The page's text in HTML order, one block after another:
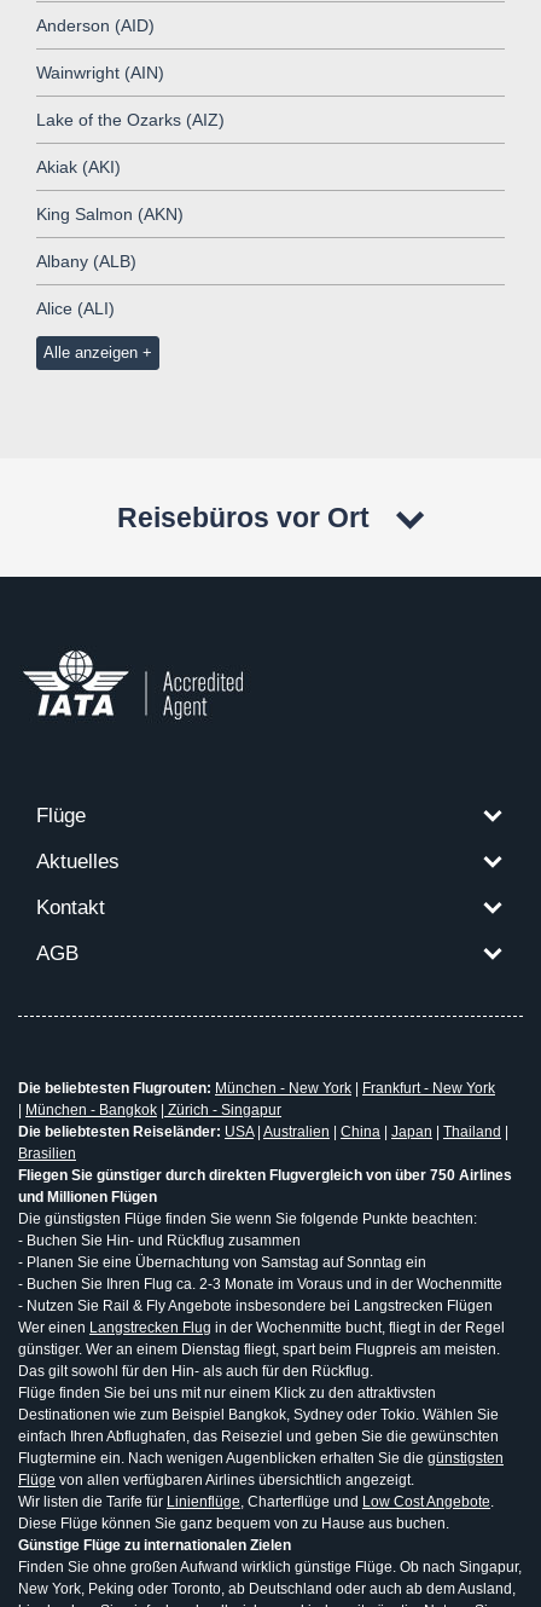
Anderson (AID)
Wainwright (AIN)
Lake of the Ozarks (AIZ)
Akiak (AKI)
King Salmon (AKN)
Albany (ALB)
Alice (ALI)
Alle anzeigen
Reisebüros vor Ort
Flüge
Aktuelles
Kontakt
AGB
Die beliebtesten Flugrouten: München - New York
Frankfurt - New York
München - Bangkok
Zürich - Singapur
Die beliebtesten Reiseländer: USA| Australien China Japan Thailand
Brasilien
Fliegen Sie günstiger durch direkten Flugvergleich von über 750 Airlines
und Millionen Flügen
Die günstigsten Flüge finden Sie wenn Sie folgende Punkte beachten:
- Buchen Sie Hin- und Rückflug zusammen
- Planen Sie eine Übernachtung von Samstag auf Sonntag ein
- Buchen Sie Ihren Flug ca. 2-3 Monate im Voraus und in der Wochenmitte
- Nutzen Sie Rail & Fly Angebote insbesondere bei Langstrecken Flügen
Wer einen Langstrecken Flug in der Wochenmitte bucht, fliegt in der Regel
günstiger. Wer an einem Dienstag fliegt, spart beim Flugpreis am meisten.
Das gilt sowohl für den Hin- als auch für den Rückflug.
Flüge finden Sie bei uns mit nur einem Klick zu den attraktivsten
Destinationen wie zum Beispiel Bangkok, Sydney oder Tokio. Wählen Sie
einfach Ihren Abflughafen, das Reiseziel und geben Sie die gewünschten
Flugtermine ein. Nach wenigen Augenblicken erhalten Sie die günstigsten
Flüge von allen verfügbaren Airlines übersichtlich angezeigt.
Wir listen die Tarife für Linienflüge, Charterflüge und Low Cost Angebote.
Diese Flüge können Sie ganz bequem von zu Hause aus buchen.
Günstige Flüge zu internationalen Zielen
Finden Sie ohne großen Aufwand wirklich günstige Flüge. Ob nach Singapur,
New York, Peking oder Toronto, ab Deutschland oder auch ab dem Ausland,